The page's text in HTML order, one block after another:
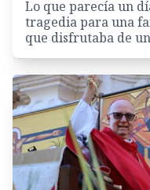
Lo que parecía un
tragedia para una
que disfrutaba de